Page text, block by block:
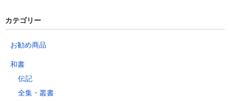
カテゴリー
お勧め商品
和書
伝記
全集・叢書